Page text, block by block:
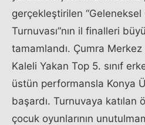
gerçekleştirilen “Geleneksel
Turnuvası”nın il finalleri
tamamlandı. Çumra
Kaleli Yakan Top 5. sınıf
üstün performansla Konya
başardı. Turnuvaya katılan
çocuk oyunlarının